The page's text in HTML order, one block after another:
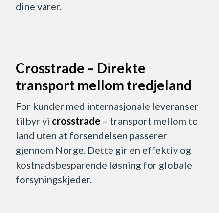
dine varer.
Crosstrade – Direkte
transport mellom tredjeland
For kunder med internasjonale leveranser
tilbyr vi crosstrade – transport mellom to
land uten at forsendelsen passerer
gjennom Norge. Dette gir en effektiv og
kostnadsbesparende løsning for globale
forsyningskjeder.